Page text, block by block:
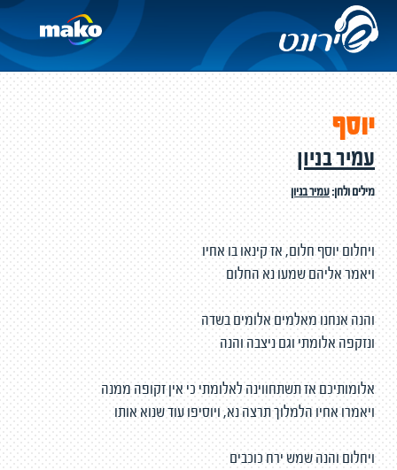
יוסף
עמיר בניון
מילים ולחן:עמיר בניון
ויחלום יוסף חלום, אז קינאו בו אחיו
ויאמר אליהם שמעו נא החלום
והנה אנחנו מאלמים אלומים בשדה
ונזקפה אלומתי וגם ניצבה והנה
אלומותיכם אז תשתחווינה לאלומתי כי אין זקופה ממנה
ויאמרו אחיו הלמלוך תרצה נא, ויוסיפו עוד שנוא אותו
ויחלום והנה שמש ירח כוכבים